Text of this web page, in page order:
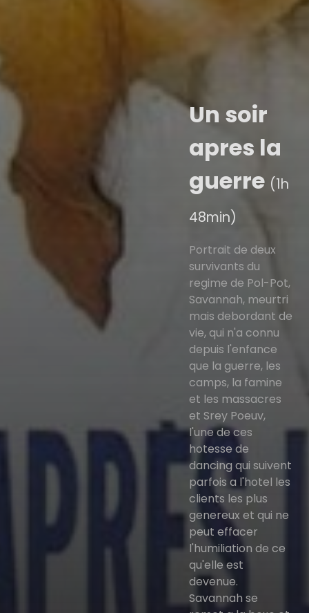
Un soir
apres la
guerre (1h
48min)
Portrait de deux
survivants du
regime de Pol-Pot,
Savannah, meurtri
mais debordant de
vie, qui n'a connu
depuis l'enfance
que la guerre, les
camps, la famine
et les massacres
et Srey Poeuv,
l'une de ces
hotesse de
dancing qui suivent
parfois a l'hotel les
clients les plus
genereux et qui ne
peut effacer
l'humiliation de ce
qu'elle est
devenue.
Savannah se